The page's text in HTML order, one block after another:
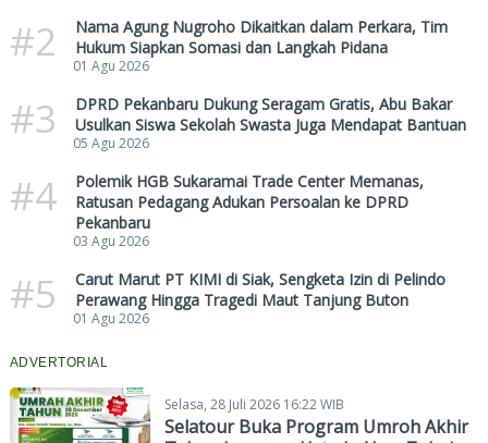
#2
Nama Agung Nugroho Dikaitkan dalam Perkara, Tim
Hukum Siapkan Somasi dan Langkah Pidana
01 Agu 2026
#3
DPRD Pekanbaru Dukung Seragam Gratis, Abu Bakar
Usulkan Siswa Sekolah Swasta Juga Mendapat Bantuan
05 Agu 2026
#4
Polemik HGB Sukaramai Trade Center Memanas,
Ratusan Pedagang Adukan Persoalan ke DPRD
Pekanbaru
03 Agu 2026
#5
Carut Marut PT KIMI di Siak, Sengketa Izin di Pelindo
Perawang Hingga Tragedi Maut Tanjung Buton
01 Agu 2026
ADVERTORIAL
Selasa, 28 Juli 2026 16:22 WIB
Selatour Buka Program Umroh Akhir